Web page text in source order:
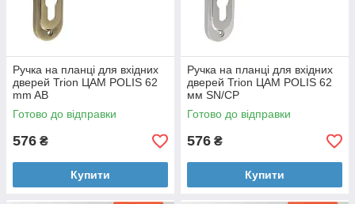
Ручка на планці для вхідних
дверей Trion ЦАМ POLIS 62
mm AB
Готово до відправки
576 ₴
Купити
Ручка на планці для вхідних
дверей Trion ЦАМ POLIS 62
мм SN/CP
Готово до відправки
576 ₴
Купити